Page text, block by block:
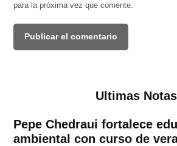
para la próxima vez que comente.
Ultimas Notas
Pepe Chedraui fortalece
ambiental con curso de